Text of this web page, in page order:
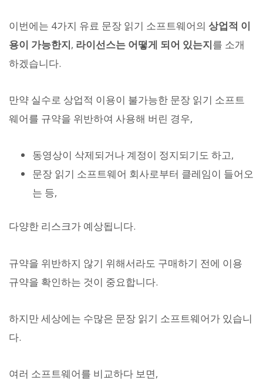
이번에는 4가지 유료 문장 읽기 소프트웨어의 상업적 이
용이 가능한지, 라이선스는 어떻게 되어 있는지를 소개
하겠습니다.
만약 실수로 상업적 이용이 불가능한 문장 읽기 소프트
웨어를 규약을 위반하여 사용해 버린 경우,
동영상이 삭제되거나 계정이 정지되기도 하고,
문장 읽기 소프트웨어 회사로부터 클레임이 들어오
는 등,
다양한 리스크가 예상됩니다.
규약을 위반하지 않기 위해서라도 구매하기 전에 이용
규약을 확인하는 것이 중요합니다.
하지만 세상에는 수많은 문장 읽기 소프트웨어가 있습니
다.
여러 소프트웨어를 비교하다 보면,